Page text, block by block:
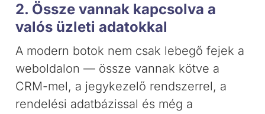
2. Össze vannak kapcsolva a
valós üzleti adatokkal
A modern botok nem csak lebegő fejek a
weboldalon — össze vannak kötve a
CRM-mel, a jegykezelő rendszerrel, a
rendelési adatbázissal és még a